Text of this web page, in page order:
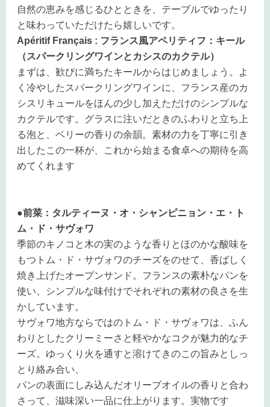
自然の恵みを感じるひとときを、テーブルでゆったり
と味わっていただけたら嬉しいです。
Apéritif Français : フランス風アペリティフ：キール
（スパークリングワインとカシスのカクテル）
まずは、歓びに満ちたキールからはじめましょう。よ
く冷やしたスパークリングワインに、フランス産のカ
シスリキュールをほんの少し加えただけのシンプルな
カクテルです。グラスに注いだときのふわりと立ち上
る泡と、ベリーの香りの余韻。素材の力を丁寧に引き
出したこの一杯が、これから始まる食卓への期待を高
めてくれます
●前菜：タルティーヌ・オ・シャンピニョン・エ・ト
ム・ド・サヴォワ
季節のキノコと木の実のような香りとほのかな酸味を
もつトム・ド・サヴォワのチーズをのせて、香ばしく
焼き上げたオープンサンド。フランスの素朴なパンを
使い、シンプルな味付けでそれぞれの素材の良さを生
かしています。
サヴォワ地方ならではのトム・ド・サヴォワは、ふん
わりとしたクリーミーさと軽やかなコクが魅力的なチ
ーズ。ゆっくり火を通すと溶けてきのこの旨みとしっ
とり絡み合い、
パンの表面にしみ込んだオリーブオイルの香りと合わ
さって、滋味深い一品に仕上がります。実物です